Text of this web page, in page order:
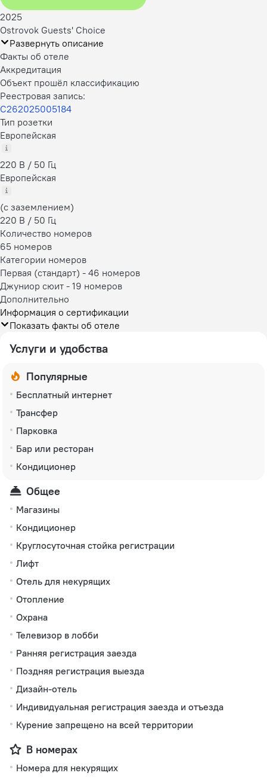
2025
Ostrovok Guests' Choice
Развернуть описание
Факты об отеле
Аккредитация
Объект прошёл классификацию
Реестровая запись:
С262025005184
Тип розетки
Европейская
220 В / 50 Гц
Европейская
(с заземлением)
220 В / 50 Гц
Количество номеров
65 номеров
Категории номеров
Первая (стандарт) - 46 номеров
Джуниор сюит - 19 номеров
Дополнительно
Информация о сертификации
Показать факты об отеле
Услуги и удобства
Популярные
Бесплатный интернет
Трансфер
Парковка
Бар или ресторан
Кондиционер
Общее
Магазины
Кондиционер
Круглосуточная стойка регистрации
Лифт
Отель для некурящих
Отопление
Охрана
Телевизор в лобби
Ранняя регистрация заезда
Поздняя регистрация выезда
Дизайн-отель
Индивидуальная регистрация заезда и отъезда
Курение запрещено на всей территории
В номерах
Номера для некурящих